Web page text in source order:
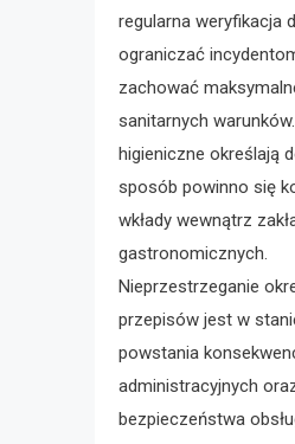
regularna weryfikacja
ograniczać
zachować
sanitarnych
higieniczne określają
sposób powinno się
wkłady wewnątrz
gastronomicznych.
Nieprzestrzeganie
przepisów jest w
powstania
administracyjnych
bezpieczeństwa